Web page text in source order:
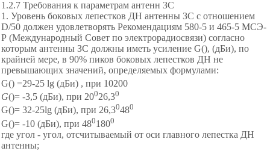
1.2.7 Требования к параметрам антенн ЗС
1. Уровень боковых лепестков ДН антенны ЗС с отношением
D/50 должен удовлетворять Рекомендациям 580-5 и 465-5 МСЭ-
Р (Международный Совет по электрорадиосвязи) согласно
которым антенны ЗС должны иметь усиление G(), (дБи), по
крайней мере, в 90% пиков боковых лепестков ДН не
превышающих значений, определяемых формулами:
G() =29-25 lg (дБи) , при 10200
G()= -3,5 (дБи), при 20026,30
G()= 32-25lg (дБи), при 26,30480
G()= -10 (дБи), при 4801800
где угол - угол, отсчитываемый от оси главного лепестка ДН
антенны;